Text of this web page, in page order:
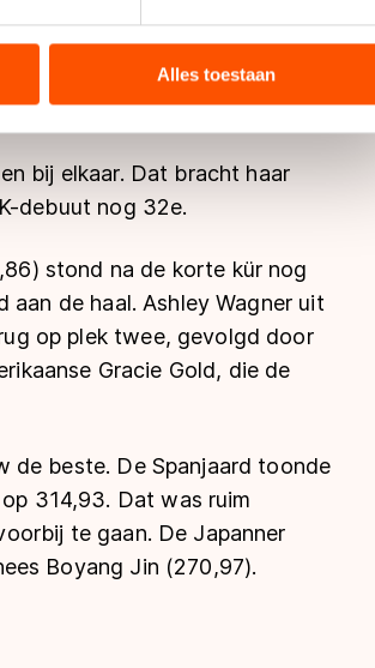
voor social media, advertenties en
verstrekt of die zij hebben verzameld via
de EU, zoals de VS, waar mogelijk geen
klikken, stemt u in met deze overdracht.
Alles toestaan
bij elkaar. Dat bracht haar
debuut nog 32e.
stond na de korte kür nog
de haal. Ashley Wagner uit
op plek twee, gevolgd door
Gracie Gold, die de
de beste. De Spanjaard toonde
314,93. Dat was ruim
te gaan. De Japanner
Boyang Jin (270,97).